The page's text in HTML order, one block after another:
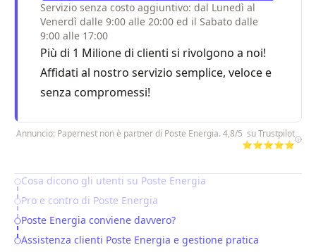
Servizio senza costo aggiuntivo: dal Lunedì al
Venerdì dalle 9:00 alle 20:00 ed il Sabato dalle
9:00 alle 17:00
Più di 1 Milione di clienti si rivolgono a noi!
Affidati al nostro servizio semplice, veloce e
senza compromessi!
Annuncio: Papernest non è partner di Poste Energia. 4,8/5 su Trustpilot
⭐⭐⭐⭐⭐
Table of Contents
Cosa dicono gli utenti su Poste Energia
Pro e contro di Poste Energia
Poste Energia conviene davvero?
Assistenza clienti Poste Energia e gestione pratica